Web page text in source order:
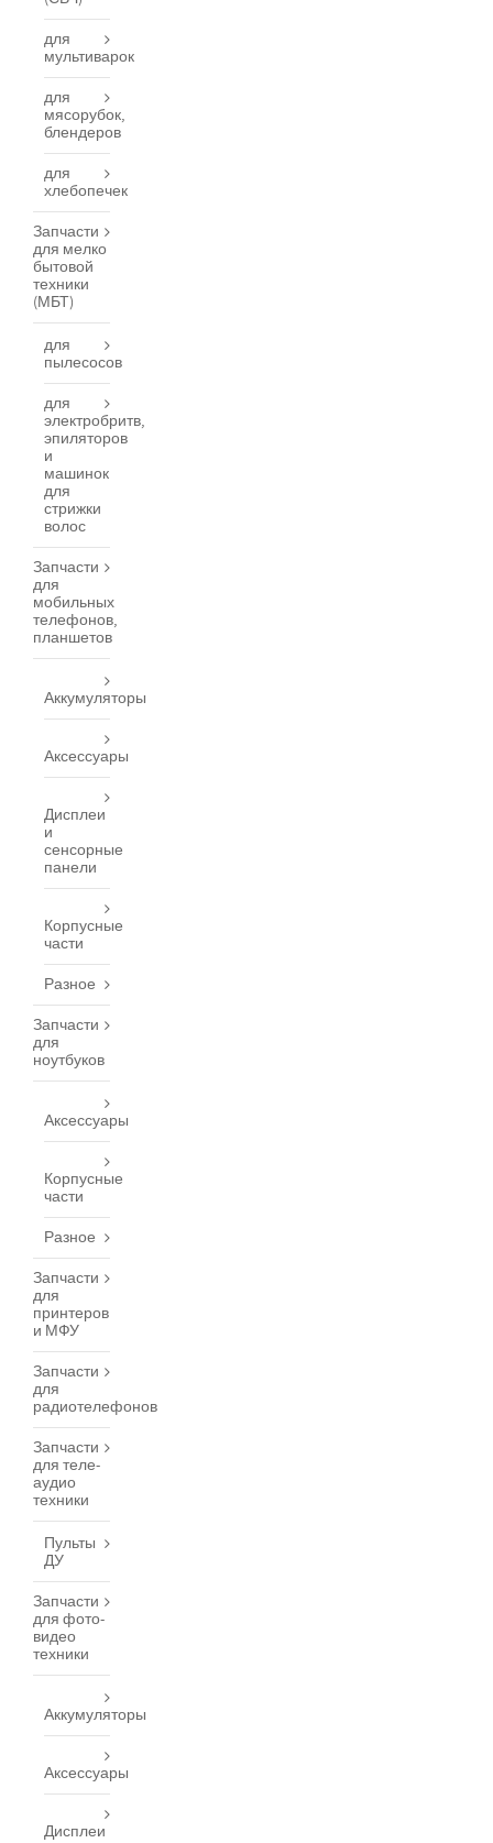
для
мультиварок
для
мясорубок,
блендеров
для
хлебопечек
Запчасти
для мелко
бытовой
техники
(МБТ)
для
пылесосов
для
электробритв,
эпиляторов
и
машинок
для
стрижки
волос
Запчасти
для
мобильных
телефонов,
планшетов
Аккумуляторы
Аксессуары
Дисплеи
и
сенсорные
панели
Корпусные
части
Разное
Запчасти
для
ноутбуков
Аксессуары
Корпусные
части
Разное
Запчасти
для
принтеров
и МФУ
Запчасти
для
радиотелефонов
Запчасти
для теле-
аудио
техники
Пульты
ДУ
Запчасти
для фото-
видео
техники
Аккумуляторы
Аксессуары
Дисплеи